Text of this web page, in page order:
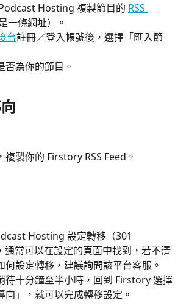
Hosting 複製節目的 RSS
一條網址）。
台註冊／登入帳號後，選擇「匯入節
否為你的節目。
複製你的 Firstory RSS Feed。
Hosting 設定轉移（301
通常可以在設定的頁面中找到，若不清
何設定轉移，建議詢問該平台客服。
待十分鐘至半小時，回到 Firstory 選擇
向」，就可以完成轉移設定。